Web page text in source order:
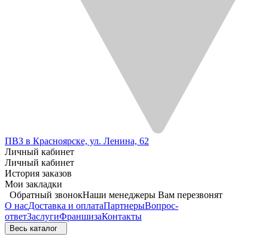
ПВЗ в Красноярске, ул. Ленина, 62
Личный кабинет
Личный кабинет
История заказов
Мои закладки
Обратный звонокНаши менеджеры Вам перезвонят
О насДоставка и оплатаПартнерыВопрос-
ответЗаслугиФраншизаКонтакты
Весь каталог